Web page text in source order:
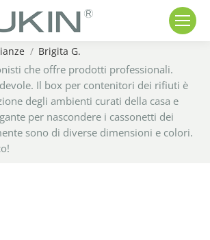
Brigita G.
che offre prodotti professionali.
Il box per contenitori dei rifiuti è
degli ambienti curati della casa e
per nascondere i cassonetti dei
sono di diverse dimensioni e colori.